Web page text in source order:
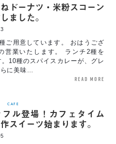
ドーナツ・米粉スコーン
ました。
ご用意しています。 おはうござ
営業いたします。 ランチ2種を
10種のスパイスカレーが、グレ
らに美味…
read more
CAFE
フル登場！カフェタイム
スイーツ始まります。